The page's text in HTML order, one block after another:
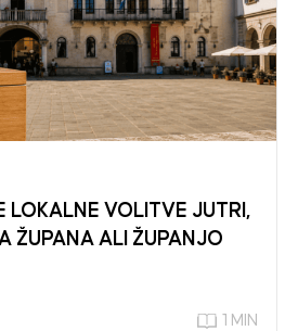
LOKALNE VOLITVE JUTRI,
ŽUPANA ALI ŽUPANJO
1 MIN